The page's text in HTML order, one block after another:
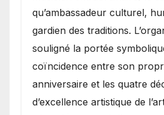
qu’ambassadeur culturel,
gardien des traditions.
souligné la portée
coïncidence entre son
anniversaire et les quatre
d’excellence artistique de